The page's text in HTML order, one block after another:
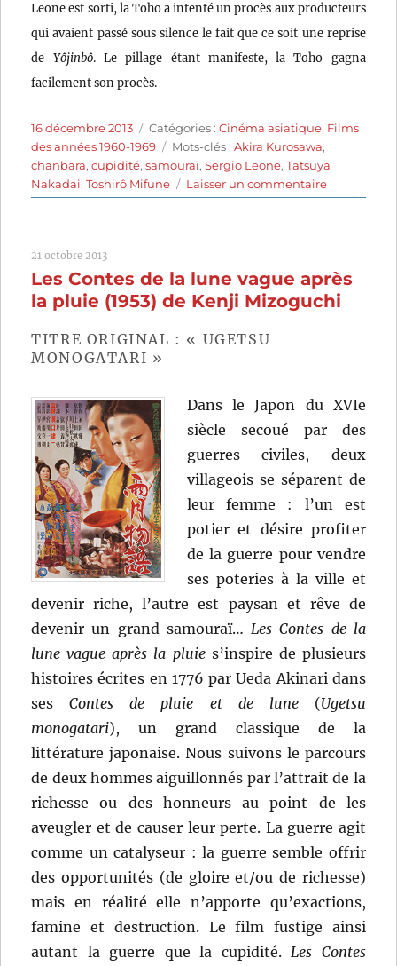
Leone est sorti, la Toho a intenté un procès aux producteurs
qui avaient passé sous silence le fait que ce soit une reprise
de Yôjinbô. Le pillage étant manifeste, la Toho gagna
facilement son procès.
Publié
le
16 décembre 2013 Catégories
Catégories :Cinéma asiatique, Films
des années 1960-1969
Étiquettes
Mots-clés :Akira Kurosawa,
chanbara,cupidité,samouraï,Sergio Leone,Tatsuya
Nakadai,Toshirô Mifune Laisser un commentairesur
Le
(1961)
de
21 octobre 2013
Les Contes de la lune vague après
la pluie (1953) de Kenji Mizoguchi
TITRE ORIGINAL : « UGETSU
MONOGATARI »
Dans le Japon du XVIe
siècle secoué par des
guerres civiles, deux
villageois se séparent de
leur femme : l’un est
potier et désire profiter
de la guerre pour vendre
ses poteries à la ville et
devenir riche, l’autre est paysan et rêve de
devenir un grand samouraï… Les Contes de la
lune vague après la pluies’inspire de plusieurs
histoires écrites en 1776 par Ueda Akinari dans
sesContes de pluie et de lune(Ugetsu
monogatari), un grand classique de la
littérature japonaise. Nous suivons le parcours
de deux hommes aiguillonnés par l’attrait de la
richesse ou des honneurs au point de les
aveugler et de causer leur perte. La guerre agit
comme un catalyseur : la guerre semble offrir
des opportunités (de gloire et/ou de richesse)
mais en réalité elle n’apporte qu’exactions,
famine et destruction. Le film fustige ainsi
autant la guerre que la cupidité. Les Contes